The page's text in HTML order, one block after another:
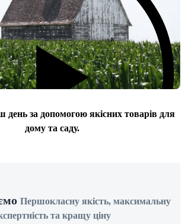
Проиграть видео
за допомогою якісних товарів для
дому та саду.
Першокласну якість, максимальну
та кращу ціну